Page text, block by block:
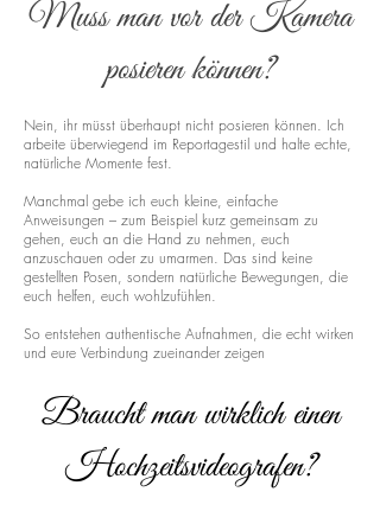
Muss man vor der Kamera
posieren können?
Nein, ihr müsst überhaupt nicht posieren können. Ich
arbeite überwiegend im Reportagestil und halte echte,
natürliche Momente fest.
Manchmal gebe ich euch kleine, einfache
Anweisungen – zum Beispiel kurz gemeinsam zu
gehen, euch an die Hand zu nehmen, euch
anzuschauen oder zu umarmen. Das sind keine
gestellten Posen, sondern natürliche Bewegungen, die
euch helfen, euch wohlzufühlen.
So entstehen authentische Aufnahmen, die echt wirken
und eure Verbindung zueinander zeigen
Braucht man wirklich einen
Hochzeitsvideografen?